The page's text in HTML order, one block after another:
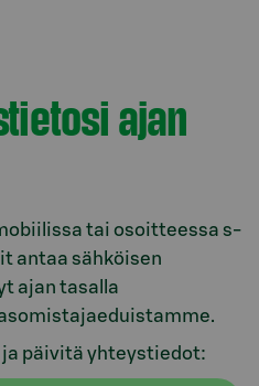
ajan
tai osoitteessa s-
antaa sähköisen
ajan tasalla
päivitä yhteystiedot: